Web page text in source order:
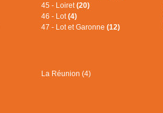
45 - Loiret(20)
46 - Lot(4)
47 - Lot et Garonne (12)
La Réunion (4)